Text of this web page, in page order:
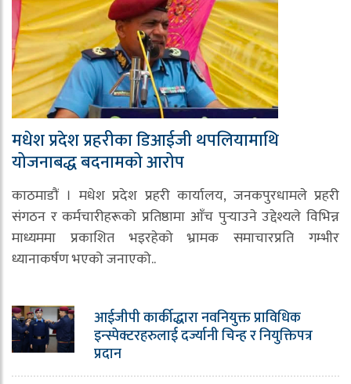
मधेश प्रदेश प्रहरीका डिआईजी थपलियामाथि
योजनाबद्ध बदनामको आरोप
काठमाडौं । मधेश प्रदेश प्रहरी कार्यालय, जनकपुरधामले प्रहरी
संगठन र कर्मचारीहरूको प्रतिष्ठामा आँच पुर्‍याउने उद्देश्यले विभिन्न
माध्यममा प्रकाशित भइरहेको भ्रामक समाचारप्रति गम्भीर
ध्यानाकर्षण भएको जनाएको..
आईजीपी कार्कीद्धारा नवनियुक्त प्राविधिक
इन्स्पेक्टरहरुलाई दर्ज्यानी चिन्ह र नियुक्तिपत्र
प्रदान